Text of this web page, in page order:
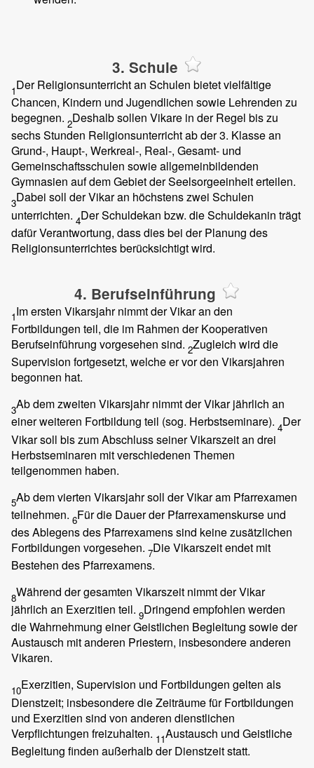
3. Schule
1Der Religionsunterricht an Schulen bietet vielfältige
Chancen, Kindern und Jugendlichen sowie Lehrenden zu
begegnen. 2Deshalb sollen Vikare in der Regel bis zu
sechs Stunden Religionsunterricht ab der 3. Klasse an
Grund-, Haupt-, Werkreal-, Real-, Gesamt- und
Gemeinschaftsschulen sowie allgemeinbildenden
Gymnasien auf dem Gebiet der Seelsorgeeinheit erteilen.
3Dabei soll der Vikar an höchstens zwei Schulen
unterrichten. 4Der Schuldekan bzw. die Schuldekanin trägt
dafür Verantwortung, dass dies bei der Planung des
Religionsunterrichtes berücksichtigt wird.
4. Berufseinführung
1Im ersten Vikarsjahr nimmt der Vikar an den
Fortbildungen teil, die im Rahmen der Kooperativen
Berufseinführung vorgesehen sind. 2Zugleich wird die
Supervision fortgesetzt, welche er vor den Vikarsjahren
begonnen hat.
3Ab dem zweiten Vikarsjahr nimmt der Vikar jährlich an
einer weiteren Fortbildung teil (sog. Herbstseminare). 4Der
Vikar soll bis zum Abschluss seiner Vikarszeit an drei
Herbstseminaren mit verschiedenen Themen
teilgenommen haben.
5Ab dem vierten Vikarsjahr soll der Vikar am Pfarrexamen
teilnehmen. 6Für die Dauer der Pfarrexamenskurse und
des Ablegens des Pfarrexamens sind keine zusätzlichen
Fortbildungen vorgesehen. 7Die Vikarszeit endet mit
Bestehen des Pfarrexamens.
8Während der gesamten Vikarszeit nimmt der Vikar
jährlich an Exerzitien teil. 9Dringend empfohlen werden
die Wahrnehmung einer Geistlichen Begleitung sowie der
Austausch mit anderen Priestern, insbesondere anderen
Vikaren.
10Exerzitien, Supervision und Fortbildungen gelten als
Dienstzeit; insbesondere die Zeiträume für Fortbildungen
und Exerzitien sind von anderen dienstlichen
Verpflichtungen freizuhalten. 11Austausch und Geistliche
Begleitung finden außerhalb der Dienstzeit statt.